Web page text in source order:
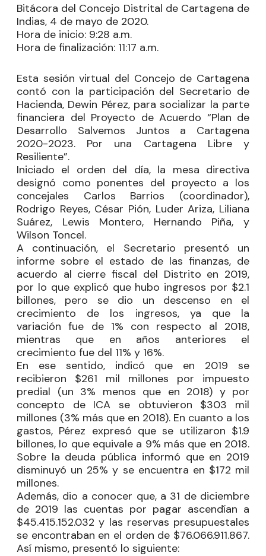
Bitácora del Concejo Distrital de Cartagena de
Indias, 4 de mayo de 2020.
Hora de inicio: 9:28 a.m.
Hora de finalización: 11:17 a.m.
Esta sesión virtual del Concejo de Cartagena
contó con la participación del Secretario de
Hacienda, Dewin Pérez, para socializar la parte
financiera del Proyecto de Acuerdo “Plan de
Desarrollo Salvemos Juntos a Cartagena
2020-2023. Por una Cartagena Libre y
Resiliente”.
Iniciado el orden del día, la mesa directiva
designó como ponentes del proyecto a los
concejales Carlos Barrios (coordinador),
Rodrigo Reyes, César Pión, Luder Ariza, Liliana
Suárez, Lewis Montero, Hernando Piña, y
Wilson Toncel.
A continuación, el Secretario presentó un
informe sobre el estado de las finanzas, de
acuerdo al cierre fiscal del Distrito en 2019,
por lo que explicó que hubo ingresos por $2.1
billones, pero se dio un descenso en el
crecimiento de los ingresos, ya que la
variación fue de 1% con respecto al 2018,
mientras que en años anteriores el
crecimiento fue del 11% y 16%.
En ese sentido, indicó que en 2019 se
recibieron $261 mil millones por impuesto
predial (un 3% menos que en 2018) y por
concepto de ICA se obtuvieron $303 mil
millones (3% más que en 2018). En cuanto a los
gastos, Pérez expresó que se utilizaron $1.9
billones, lo que equivale a 9% más que en 2018.
Sobre la deuda pública informó que en 2019
disminuyó un 25% y se encuentra en $172 mil
millones.
Además, dio a conocer que, a 31 de diciembre
de 2019 las cuentas por pagar ascendían a
$45.415.152.032 y las reservas presupuestales
se encontraban en el orden de $76.066.911.867.
Así mismo, presentó lo siguiente: